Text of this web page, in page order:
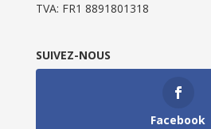
TVA: FR1 8891801318
SUIVEZ-NOUS
Facebook